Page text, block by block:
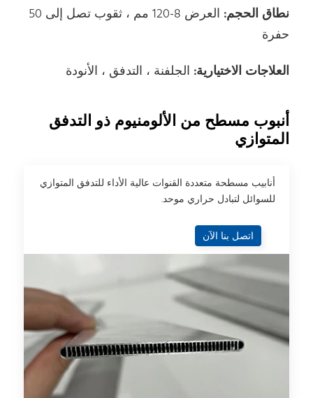
نطاق الحجم:
العرض 8-120 مم ، ثقوب تصل إلى 50
حفرة
العلاجات الاختيارية: الجلفنة ، التدفق ، الأنودة
أنبوب مسطح من الألومنيوم ذو التدفق
المتوازي
أنابيب مسطحة متعددة القنوات عالية الأداء للتدفق المتوازي
للسوائل لتبادل حراري موحد.
اتصل بنا الآن